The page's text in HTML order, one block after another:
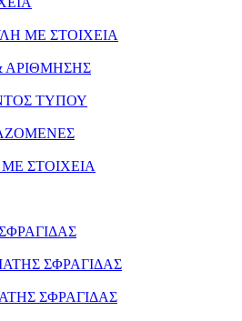
ΜΕ ΣΤΟΙΧΕΙΑ
ΑΡΙΘΜΗΣΗΣ
ΤΥΠΟΥ
ΣΤΟΙΧΕΙΑ
ΣΦΡΑΓΙΔΑΣ
ΣΦΡΑΓΙΔΑΣ